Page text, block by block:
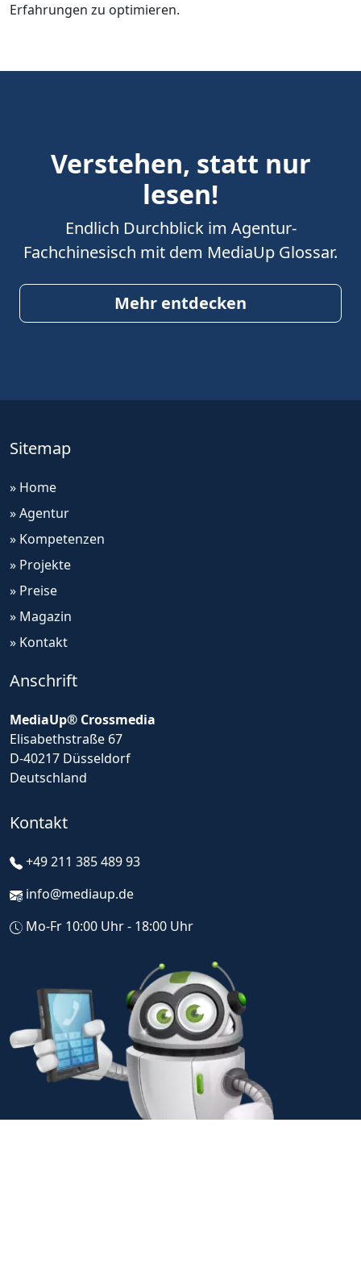
Erfahrungen zu optimieren.
Verstehen, statt nur
lesen!
Endlich Durchblick im Agentur-
Fachchinesisch mit dem MediaUp Glossar.
Mehr entdecken
Sitemap
» Home
» Agentur
» Kompetenzen
» Projekte
» Preise
» Magazin
» Kontakt
Anschrift
MediaUp® Crossmedia
Elisabethstraße 67
D-40217 Düsseldorf
Deutschland
Kontakt
+49 211 385 489 93
info@mediaup.de
Mo-Fr 10:00 Uhr - 18:00 Uhr